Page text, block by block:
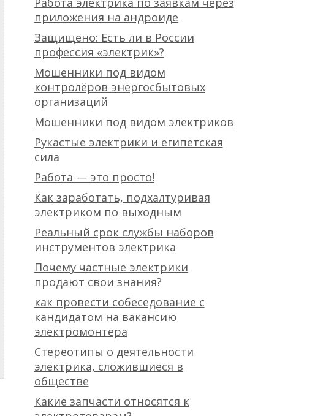
приложения на андроиде
Защищено: Есть ли в России
профессия «электрик»?
Мошенники под видом
контролёров энергосбытовых
организаций
Мошенники под видом электриков
Рукастые электрики и египетская
сила
Работа — это просто!
Как заработать, подхалтуривая
электриком по выходным
Реальный срок службы наборов
инструментов электрика
Почему частные электрики
продают свои знания?
как провести собеседование с
кандидатом на вакансию
электромонтера
Стереотипы о деятельности
электрика, сложившиеся в
обществе
Какие запчасти относятся к